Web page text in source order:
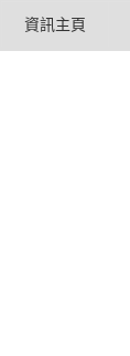
資訊主頁